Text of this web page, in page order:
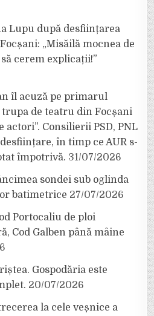
Lupu după desființarea
„Misăilă mocnea de
cerem explicații!”
îl acuză pe primarul
de teatru din Focșani
actori”. Consilierii PSD, PNL
în timp ce AUR s-
împotrivă. 31/07/2026
sondei sub oglinda
batimetrice 27/07/2026
Portocaliu de ploi
Cod Galben până mâine
Gospodăria este
20/07/2026
la cele veșnice a